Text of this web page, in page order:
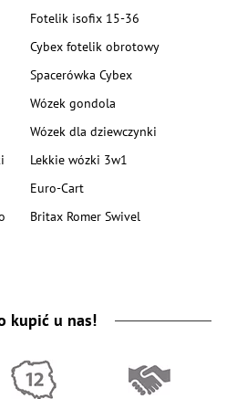
Fotelik isofix 15-36
Cybex fotelik obrotowy
Spacerówka Cybex
Wózek gondola
Wózek dla dziewczynki
Lekkie wózki 3w1
Euro-Cart
Britax Romer Swivel
kupić u nas!